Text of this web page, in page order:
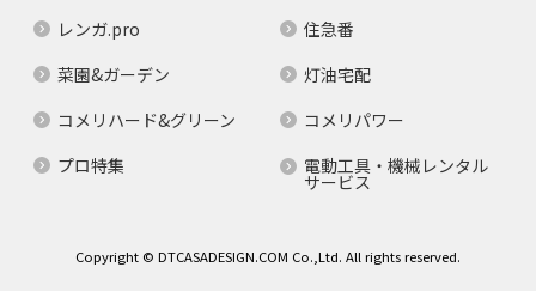
レンガ.pro
住急番
菜園&ガーデン
灯油宅配
コメリハード&グリーン
コメリパワー
プロ特集
電動工具・機械レンタル
サービス
Copyright © DTCASADESIGN.COM Co.,Ltd. All rights reserved.